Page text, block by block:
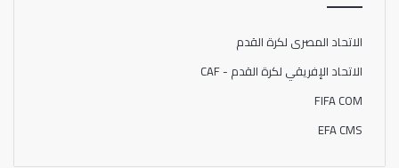
الاتحاد المصرى لكرة القدم
الاتحاد الإفريقي لكرة القدم - CAF
FIFA COM
EFA CMS